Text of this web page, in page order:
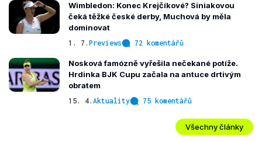
Wimbledon: Konec Krejčíkové? Siniakovou
čeká těžké české derby, Muchová by měla
dominovat
1. 7. Previews 72 komentářů
Nosková famózně vyřešila nečekané potíže.
Hrdinka BJK Cupu začala na antuce drtivým
obratem
15. 4. Aktuality 75 komentářů
Všechny články